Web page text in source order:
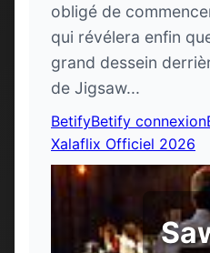
obligé de
qui révélera enfin
grand dessein
de Jigsaw...
BetifyBetify connexion
Xalaflix Officiel 2026